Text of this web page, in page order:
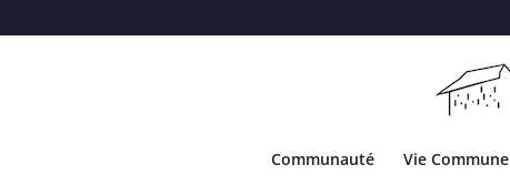
Communauté Vie Commune